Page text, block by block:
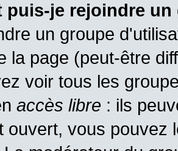
puis-je rejoindre
un groupe
la page (peut-être
voir tous les
accès libre : ils
ouvert, vous pouvez